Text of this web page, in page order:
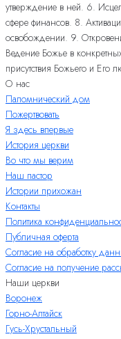
утверждение в ней. 6.
сфере финансов. 8.
освобождении. 9.
Ведение Божье в
присутствия Божьего и Его
О нас
Паломнический дом
Пожертвовать
Я здесь впервые
История церкви
Во что мы верим
Наш пастор
Истории прихожан
Контакты
Политика
Публичная оферта
Согласие на обработку
Согласие на получение
Наши церкви
Воронеж
Горно-Алтайск
Гусь-Хрустальный